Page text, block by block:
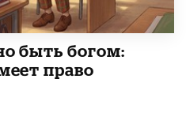
быть богом:
право